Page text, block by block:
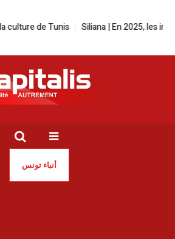
Tunis Siliana | En 2025, les incendies ont
أنباء تونس